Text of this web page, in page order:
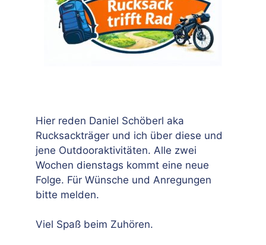
Hier reden Daniel Schöberl aka
Rucksackträger und ich über diese und
jene Outdooraktivitäten. Alle zwei
Wochen dienstags kommt eine neue
Folge. Für Wünsche und Anregungen
bitte melden.
Viel Spaß beim Zuhören.